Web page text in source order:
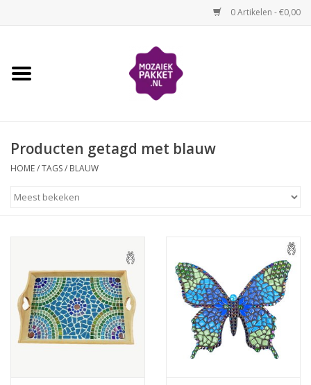
0 Artikelen - €0,00
Home
Volwassenen
Video-instructies
Klantbeoordelingen
Producten getagd met blauw
HOME/TAGS/ BLAUW